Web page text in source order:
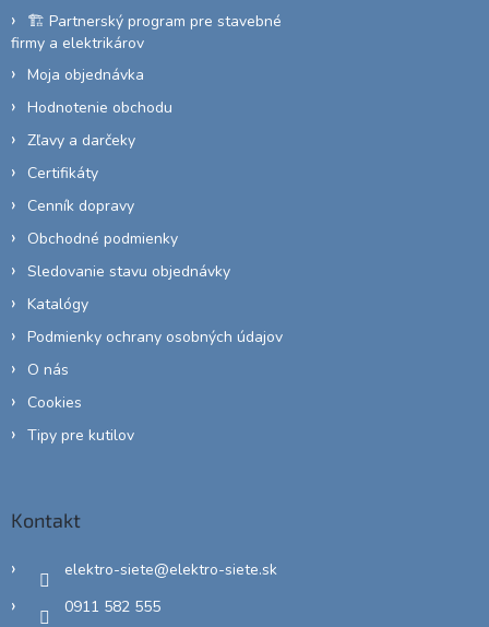
🏗️ Partnerský program pre stavebné
firmy a elektrikárov
Moja objednávka
Hodnotenie obchodu
Zľavy a darčeky
Certifikáty
Cenník dopravy
Obchodné podmienky
Sledovanie stavu objednávky
Katalógy
Podmienky ochrany osobných údajov
O nás
Cookies
Tipy pre kutilov
Kontakt
elektro-siete@elektro-siete.sk
0911 582 555